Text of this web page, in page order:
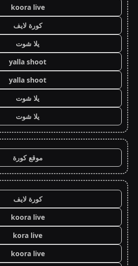
koora live
كورة لايف
يلا شوت
yalla shoot
yalla shoot
يلا شوت
يلا شوت
موقع كورة
كورة لايف
koora live
kora live
koora live